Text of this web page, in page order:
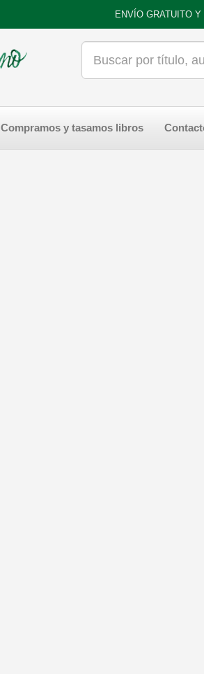
ENVÍO GRATUITO
Compramos y tasamos libros